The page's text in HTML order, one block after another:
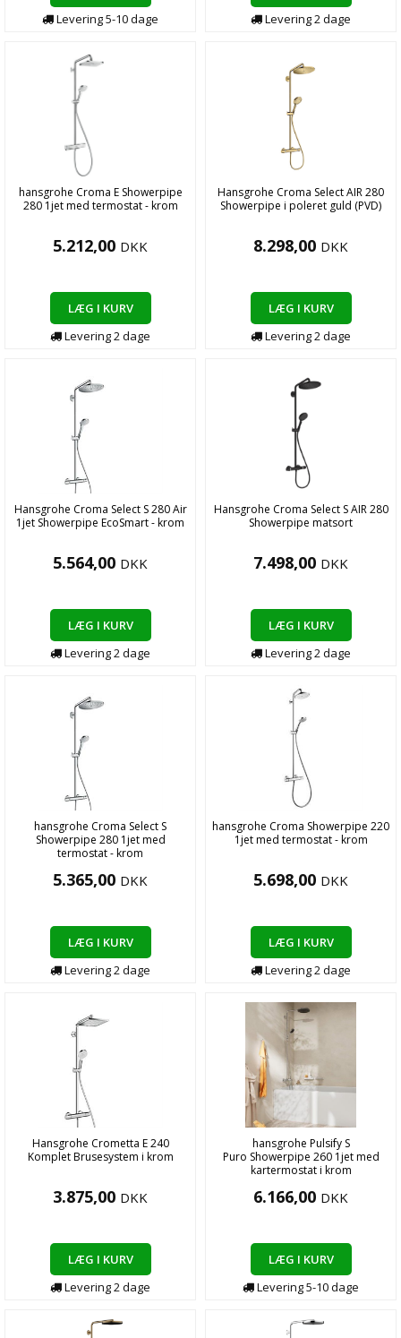
Levering5-10dage
Levering2dage
hansgrohe Croma E Showerpipe
280 1jet med termostat - krom
5.212,00 DKK
LÆG I KURV
Levering2dage
Hansgrohe Croma Select AIR 280
Showerpipe i poleret guld (PVD)
8.298,00 DKK
LÆG I KURV
Levering2dage
Hansgrohe Croma Select S 280 Air
1jet Showerpipe EcoSmart - krom
5.564,00 DKK
LÆG I KURV
Levering2dage
Hansgrohe Croma Select S AIR 280
Showerpipe matsort
7.498,00 DKK
LÆG I KURV
Levering2dage
hansgrohe Croma Select S
Showerpipe 280 1jet med
termostat - krom
5.365,00 DKK
LÆG I KURV
Levering2dage
hansgrohe Croma Showerpipe 220
1jet med termostat - krom
5.698,00 DKK
LÆG I KURV
Levering2dage
Hansgrohe Crometta E 240
Komplet Brusesystem i krom
3.875,00 DKK
LÆG I KURV
Levering2dage
hansgrohe Pulsify S
Puro Showerpipe 260 1jet med
kartermostat i krom
6.166,00 DKK
LÆG I KURV
Levering5-10dage